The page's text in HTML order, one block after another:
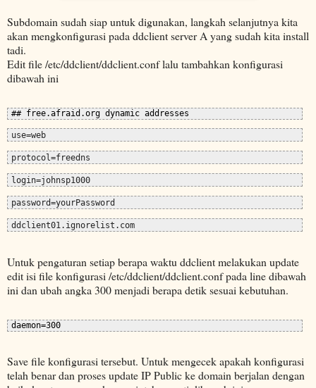
Subdomain sudah siap untuk digunakan, langkah selanjutnya kita
akan mengkonfigurasi pada ddclient server A yang sudah kita install
tadi.
Edit file /etc/ddclient/ddclient.conf lalu tambahkan konfigurasi
dibawah ini
## free.afraid.org dynamic addresses
use=web
protocol=freedns
login=johnsp1000
password=yourPassword
ddclient01.ignorelist.com
Untuk pengaturan setiap berapa waktu ddclient melakukan update
edit isi file konfigurasi /etc/ddclient/ddclient.conf pada line dibawah
ini dan ubah angka 300 menjadi berapa detik sesuai kebutuhan.
daemon=300
Save file konfigurasi tersebut. Untuk mengecek apakah konfigurasi
telah benar dan proses update IP Public ke domain berjalan dengan